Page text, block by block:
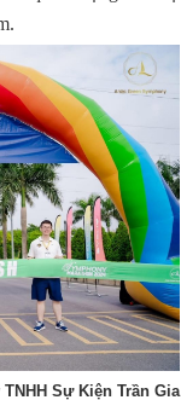
Sự Kiện Trần Gia